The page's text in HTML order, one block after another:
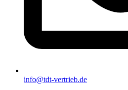
info@tdt-vertrieb.de